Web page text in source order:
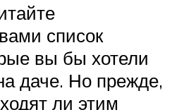
список
вы бы хотели
даче. Но прежде,
ли этим